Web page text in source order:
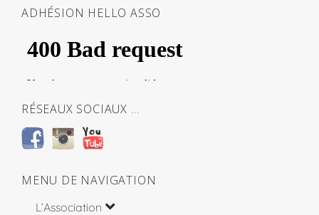
ADHÉSION HELLO ASSO
RÉSEAUX SOCIAUX …
MENU DE NAVIGATION
L’Association